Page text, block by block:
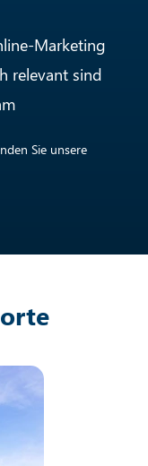
Marketing
relevant sind
Sie unsere